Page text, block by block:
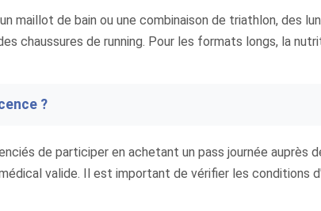
maillot de bain ou une combinaison de triathlon, des
chaussures de running. Pour les formats longs, la
?
de participer en achetant un pass journée auprès
valide. Il est important de vérifier les conditions